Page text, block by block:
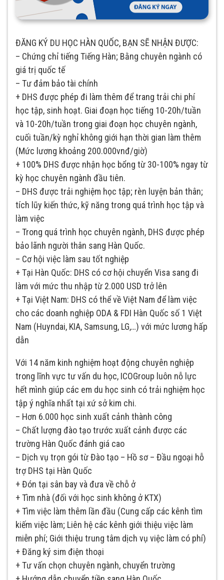
ĐĂNG KÝ DU HỌC HÀN QUỐC, BẠN SẼ NHẬN ĐƯỢC:
– Chứng chỉ tiếng Tiếng Hàn; Bằng chuyên ngành có
giá trị quốc tế
– Tư đảm bảo tài chính
+ DHS được phép đi làm thêm để trang trải chi phí
học tập, sinh hoạt. Giai đoạn học tiếng 10-20h/tuần
và 10-20h/tuần trong giai đoạn học chuyên ngành,
cuối tuần/kỳ nghỉ không giới hạn thời gian làm thêm
(Mức lương khoảng 200.000vnđ/giờ)
+ 100% DHS được nhận học bổng từ 30-100% ngay từ
kỳ học chuyên ngành đầu tiên.
– DHS được trải nghiệm học tập; rèn luyện bản thân;
tích lũy kiến thức, kỹ năng trong quá trình học tập và
làm việc
– Trong quá trình học chuyên ngành, DHS được phép
bảo lãnh người thân sang Hàn Quốc.
– Cơ hội việc làm sau tốt nghiệp
+ Tại Hàn Quốc: DHS có cơ hội chuyển Visa sang đi
làm với mức thu nhập từ 2.000 USD trở lên
+ Tại Việt Nam: DHS có thể về Việt Nam để làm việc
cho các doanh nghiệp ODA & FDI Hàn Quốc số 1 Việt
Nam (Huyndai, KIA, Samsung, LG,…) với mức lương hấp
dẫn
Với 14 năm kinh nghiệm hoạt động chuyên nghiệp
trong lĩnh vực tư vấn du học, ICOGroup luôn nỗ lực
hết mình giúp các em du học sinh có trải nghiệm học
tập ý nghĩa nhất tại xứ sở kim chi.
– Hơn 6.000 học sinh xuất cảnh thành công
– Chất lượng đào tạo trước xuất cảnh được các
trường Hàn Quốc đánh giá cao
– Dịch vụ trọn gói từ Đào tạo – Hồ sơ – Đầu ngoại hỗ
trợ DHS tại Hàn Quốc
+ Đón tại sân bay và đưa về chỗ ở
+ Tìm nhà (đối với học sinh không ở KTX)
+ Tìm việc làm thêm lần đầu (Cung cấp các kênh tìm
kiếm việc làm; Liên hệ các kênh giới thiệu việc làm
miễn phí; Giới thiệu trung tâm dịch vụ việc làm có phí)
+ Đăng ký sim điện thoại
+ Tư vấn chọn chuyên ngành, chuyển trường